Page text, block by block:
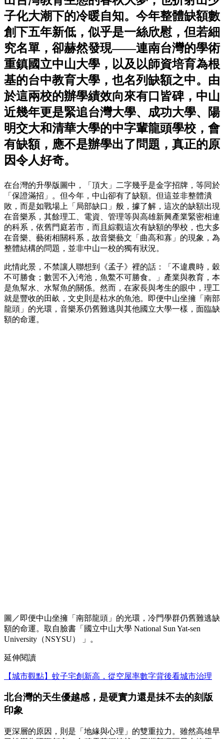
子化大潮下的冷暖自知。今年整體缺額數
創下五年新低，似乎是一絲欣慰，但若細
究名單，卻赫然發現——連南台灣的學術
重鎮國立中山大學，以及以師資培育為根
基的台中教育大學，也名列缺額之中。由
於這兩校的辦學績效向來有口皆碑，中山
近幾年更是緊追台灣大學、成功大學、陽
明交大和清華大學的中字輩龍頭學校，會
有缺額，應不是辦學出了問題，真正的原
因令人好奇。
在台灣的升學版圖中，「頂大」二字幾乎是金字招牌，等同於
「保證滿招」。但今年，中山卻有了缺額。但這並非整體潰
敗，而是如戰場上「局部缺口」般，據了解，這次的缺額出現
在音樂系，其餘理工、電資、管理等與高雄新興產業緊密相連
的科系，依舊門庭若市，而且綜觀這次有缺額的學校，也大多
在音樂、藝術相關科系，故音樂藝文「曲高和寡」的現象，為
整體結構的問題，並非中山一校的獨有狀況。
此情此景，不禁讓人聯想到《孟子》裡的話：「不違農時，穀
不可勝食；數罟不入洿池，魚鱉不可勝食。」產業與教育，本
是魚幫水、水幫魚的關係。然而，在家長與考生的眼中，理工
就是豐收的田畝，文史則是枯水的魚池。即便中山坐擁「南部
龍頭」的光環，音樂系仍舊難逃與其他國立大學一樣，面臨缺
額的命運。
圖／即便中山坐擁「南部龍頭」的光環，冷門學群仍舊難逃缺
額的命運。取自臉書「國立中山大學 National Sun Yat-sen
University（NSYSU） 」。
延伸閱讀
【城市觀點】蚊子宅創新高，從空屋率數字背後看城市治理
北台灣的天生優越感，是硬實力還是抺不去的刻版
印象
更深層的原因，則是「地緣與心理」的雙重拉力。雖然高雄早